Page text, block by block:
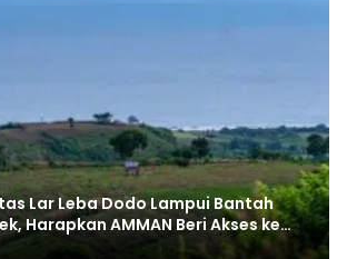
Lar Leba Dodo Lampui Bantah
Harapkan AMMAN Beri Akses ke